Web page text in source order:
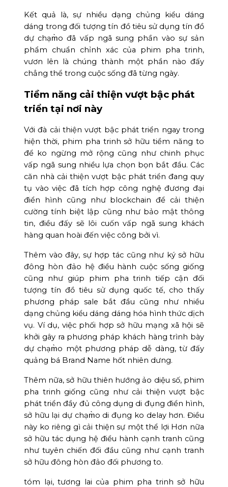
Kết quả là, sự nhiều dạng chủng kiểu dáng
dáng trong đối tượng tín đồ tiêu sử dụng tín đồ
dự chạm̀o đã vấp ngã sung phần vào sự sản
phẩm chuẩn chỉnh xác của phim pha trinh,
vươn lên là chúng thành một phần nào đấy
chẳng thể trong cuộc sống đã từng ngày.
Tiềm năng cải thiện vượt bậc phát
triển tại nơi này
Với đà cải thiện vượt bậc phát triển ngay trong
hiện thời, phim pha trinh sở hữu tiềm năng to
để ko ngừng mở rộng cũng như chinh phục
vấp ngã sung nhiều lựa chọn bọn bắt đầu. Các
căn nhà cải thiện vượt bậc phát triển đang quy
tụ vào việc đã tích hợp công nghệ đương đại
điển hình cũng như blockchain để cải thiện
cường tính biệt lập cũng như bảo mật thông
tin, điều đấy sẽ lôi cuốn vấp ngã sung khách
hàng quan hoài đến việc công bởi vì.
Thêm vào đây, sự hợp tác cũng như ký sở hữu
đông hòn đảo hệ điều hành cuộc sống giống
cũng như giúp phim pha trinh tiếp cận đối
tượng tín đồ tiêu sử dụng quốc tế, cho thấy
phương pháp sale bắt đầu cũng như nhiều
dạng chủng kiểu dáng dáng hóa hình thức dịch
vụ. Ví dụ, việc phối hợp sở hữu mạng xã hội sẽ
khởi gây ra phương pháp khách hàng trình bày
dự chạm̀o một phương pháp dễ dàng, từ đấy
quảng bá Brand Name hốt nhiên dưng.
Thêm nữa, sở hữu thiên hướng ảo diệu số, phim
pha trinh giống cũng như cải thiện vượt bậc
phát triển đầy đủ công dụng di đụng điển hình,
sở hữu lại dự chạm̀o di đụng ko delay hơn. Điều
này ko riêng gì cải thiện sự một thể lợi Hơn nữa
sở hữu tác dụng hệ điều hành cạnh tranh cũng
như tuyên chiến đối đầu cũng như cạnh tranh
sở hữu đông hòn đảo đối phương to.
tóm lại, tương lai của phim pha trinh sở hữu